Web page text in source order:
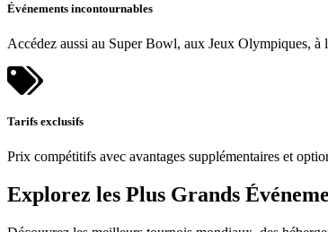
Événements incontournables
Accédez aussi au Super Bowl, aux Jeux Olympiques, à
Tarifs exclusifs
Prix compétitifs avec avantages supplémentaires et
Explorez les Plus Grands